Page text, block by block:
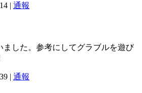
| 通報
ました。参考にしてグラブルを遊び
| 通報